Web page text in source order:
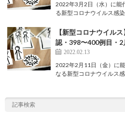
2022年3月2日（水）に能
る新型コロナウイルス感
【新型コロナウイル
認・398〜400例目・2
2022.02.13
2022年2月11日（金）に
なる新型コロナウイルス